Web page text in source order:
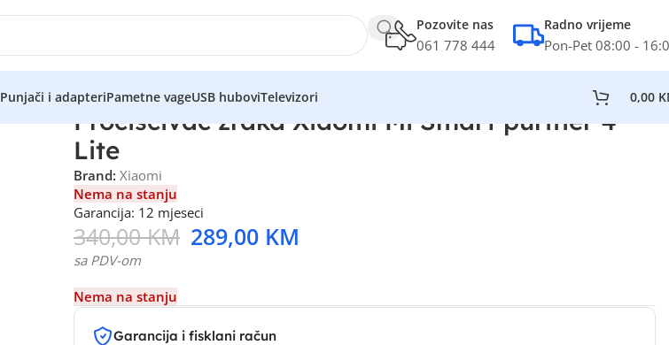
Pozovite nas
061 778 444
Radno vrijeme
Pon-Pet 08:00 -
Punjači i adapteriPametne vageUSB huboviTelevizori 0,00
Pročišćivač zraka Xiaomi Mi Smart purifier 4
Lite
Brand: Xiaomi
Nema na stanju
Garancija: 12 mjeseci
340,00KM 289,00 KM
sa PDV-om
Nema na stanju
Garancija i fisklani račun